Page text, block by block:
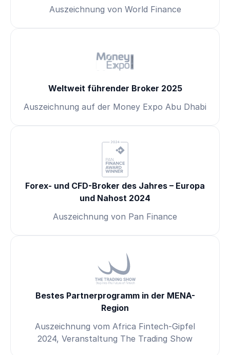
Auszeichnung von World Finance
Weltweit führender Broker 2025
Auszeichnung auf der Money Expo Abu Dhabi
Forex- und CFD-Broker des Jahres – Europa
und Nahost 2024
Auszeichnung von Pan Finance
Bestes Partnerprogramm in der MENA-
Region
Auszeichnung vom Africa Fintech-Gipfel
2024, Veranstaltung The Trading Show